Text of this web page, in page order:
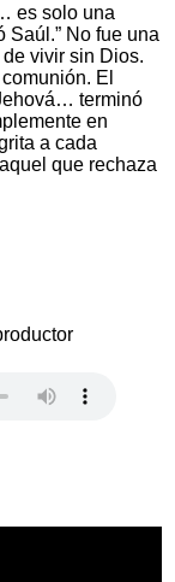
es solo una
Saúl.” No fue una
vivir sin Dios.
El
terminó
en
a cada
que rechaza